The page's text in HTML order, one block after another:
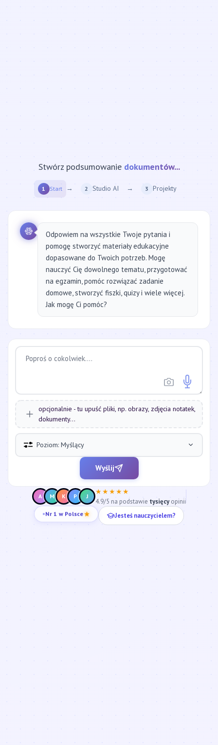
Stwórz podsumowanie strony internetowej...
1 Start → 2 Studio AI → 3 Projekty
Odpowiem na wszystkie Twoje pytania i
pomogę stworzyć materiały edukacyjne
dopasowane do Twoich potrzeb. Mogę
nauczyć Cię dowolnego tematu, przygotować
na egzamin, pomóc rozwiązać zadanie
domowe, stworzyć fiszki, quizy i wiele więcej.
Jak mogę Ci pomóc?
opcjonalnie - tu upuść pliki, np. obrazy, zdjęcia notatek,
dokumenty...
Poziom: Myślący
Wyślij
A M K P J
★★★★★
4.9/5 na podstawie tysięcyopinii
Nr 1 w Polsce Jesteś nauczycielem?